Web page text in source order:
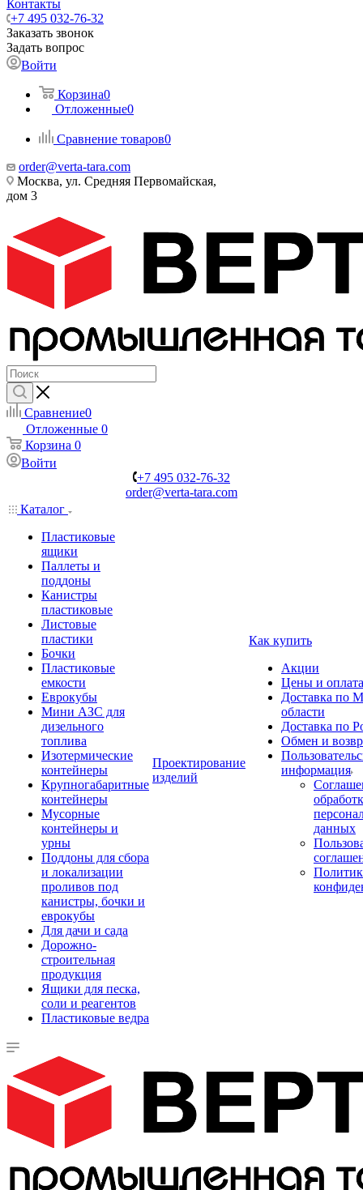
Контакты
+7 495 032-76-32
Заказать звонок
Задать вопрос
Войти
Корзина0
Отложенные0
Сравнение товаров0
order@verta-tara.com
Москва, ул. Средняя Первомайская,
дом 3
Сравнение0
Отложенные 0
Корзина 0
Войти
+7 495 032-76-32
order@verta-tara.com
Каталог
Пластиковые
ящики
Паллеты и
поддоны
Канистры
пластиковые
Листовые
пластики
Бочки
Пластиковые
емкости
Еврокубы
Мини АЗС для
дизельного
топлива
Изотермические
контейнеры
Крупногабаритные
контейнеры
Мусорные
контейнеры и
урны
Поддоны для сбора
и локализации
проливов под
канистры, бочки и
еврокубы
Для дачи и сада
Дорожно-
строительная
продукция
Ящики для песка,
соли и реагентов
Пластиковые ведра
Проектирование
изделий
Как купить
Акции
Цены и оплата
Доставка по
области
Доставка по
Обмен и
информация
данных